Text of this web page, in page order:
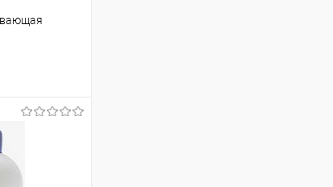
в корзине и